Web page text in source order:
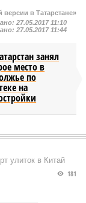
в Татарстане»
27.05.2017 11:10
27.05.2017 11:44
занял
место в
по
на
улиток в Китай
181